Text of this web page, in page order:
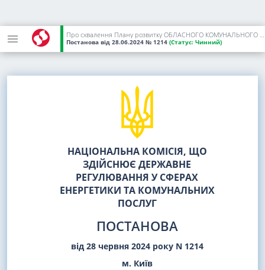
Про схвалення Плану розвитку ОБЛАСНОГО КОМУНАЛЬНОГО ВИРОБНИЧОГО ПІДПРИЄМСТВА "ДНІПРО-КІРОВОГРАД" на 2024 - 2028 роки
Постанова від 28.06.2024 № 1214 (Статус: Чинний)
НАЦІОНАЛЬНА КОМІСІЯ, ЩО
ЗДІЙСНЮЄ ДЕРЖАВНЕ
РЕГУЛЮВАННЯ У СФЕРАХ
ЕНЕРГЕТИКИ ТА КОМУНАЛЬНИХ
ПОСЛУГ
ПОСТАНОВА
від 28 червня 2024 року N 1214
м. Київ